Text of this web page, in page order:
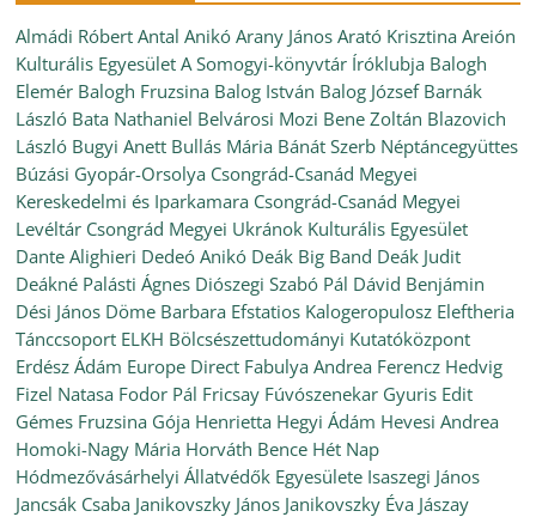
Almádi Róbert Antal Anikó Arany János Arató Krisztina Areión
Kulturális Egyesület A Somogyi-könyvtár Íróklubja Balogh
Elemér Balogh Fruzsina Balog István Balog József Barnák
László Bata Nathaniel Belvárosi Mozi Bene Zoltán Blazovich
László Bugyi Anett Bullás Mária Bánát Szerb Néptáncegyüttes
Búzási Gyopár-Orsolya Csongrád-Csanád Megyei
Kereskedelmi és Iparkamara Csongrád-Csanád Megyei
Levéltár Csongrád Megyei Ukránok Kulturális Egyesület
Dante Alighieri Dedeó Anikó Deák Big Band Deák Judit
Deákné Palásti Ágnes Diószegi Szabó Pál Dávid Benjámin
Dési János Döme Barbara Efstatios Kalogeropulosz Eleftheria
Tánccsoport ELKH Bölcsészettudományi Kutatóközpont
Erdész Ádám Europe Direct Fabulya Andrea Ferencz Hedvig
Fizel Natasa Fodor Pál Fricsay Fúvószenekar Gyuris Edit
Gémes Fruzsina Gója Henrietta Hegyi Ádám Hevesi Andrea
Homoki-Nagy Mária Horváth Bence Hét Nap
Hódmezővásárhelyi Állatvédők Egyesülete Isaszegi János
Jancsák Csaba Janikovszky János Janikovszky Éva Jászay